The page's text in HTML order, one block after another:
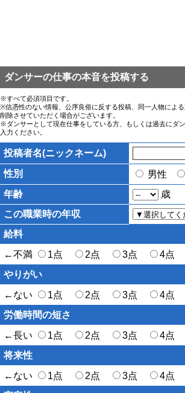
ダンサーの仕事の本音を投稿する
※すべて必須項目です。
※信憑性のない情報、公序良俗に反する投稿、同一人物による
削除させていただく場合がございます。
※ダンサーとして現在仕事をしている方、もしくは過去にダ
入力ください。
投稿者名(ニックネーム)
性別
男性
年齢
歳
この職業時の年収
給料
←不満
1点 2点 3点 4点
やりがい
←ない
1点 2点 3点 4点
労働時間の短さ
←長い
1点 2点 3点 4点
将来性
←ない
1点 2点 3点 4点